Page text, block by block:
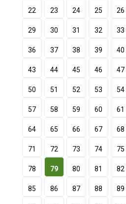
22 23 24 25 26
29 30 31 32 33
36 37 38 39 40
43 44 45 46 47
50 51 52 53 54
57 58 59 60 61
64 65 66 67 68
71 72 73 74 75
78 79 80 81 82
85 86 87 88 89